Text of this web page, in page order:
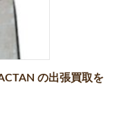
の出張買取を